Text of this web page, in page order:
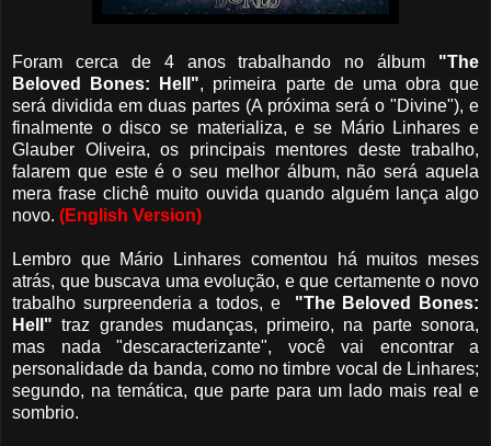
Foram cerca de 4 anos trabalhando no álbum "The
Beloved Bones: Hell", primeira parte de uma obra que
será dividida em duas partes (A próxima será o "Divine"), e
finalmente o disco se materializa, e se Mário Linhares e
Glauber Oliveira, os principais mentores deste trabalho,
falarem que este é o seu melhor álbum, não será aquela
mera frase clichê muito ouvida quando alguém lança algo
novo. (English Version)
Lembro que Mário Linhares comentou há muitos meses
atrás, que buscava uma evolução, e que certamente o novo
trabalho surpreenderia a todos, e "The Beloved Bones:
Hell" traz grandes mudanças, primeiro, na parte sonora,
mas nada "descaracterizante", você vai encontrar a
personalidade da banda, como no timbre vocal de Linhares;
segundo, na temática, que parte para um lado mais real e
sombrio.